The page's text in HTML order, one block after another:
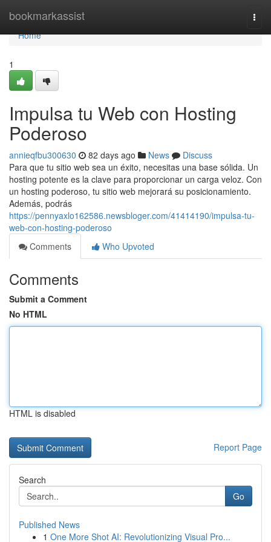
bookmarkassist
Home
Home
1
Impulsa tu Web con Hosting
Poderoso
annieqfbu300630 82 days ago News
Discuss
Para que tu sitio web sea un éxito, necesitas una base sólida. Un
hosting potente es la clave para proporcionar un carga veloz. Con
un hosting poderoso, tu sitio web mejorará su posicionamiento.
Además, podrás
https://pennyaxlo162586.newsbloger.com/41414190/impulsa-tu-
web-con-hosting-poderoso
Comments
Who Upvoted
Comments
Submit a Comment
No HTML
HTML is disabled
Report Page
Search
Go
Published News
1 One More Shot AI: Revolutionizing Visual Pro...